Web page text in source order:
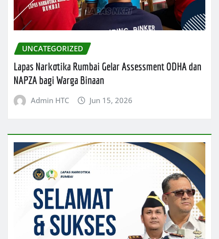
UNCATEGORIZED
Lapas Narkotika Rumbai Gelar Assessment ODHA dan
NAPZA bagi Warga Binaan
Admin HTC Jun 15, 2026